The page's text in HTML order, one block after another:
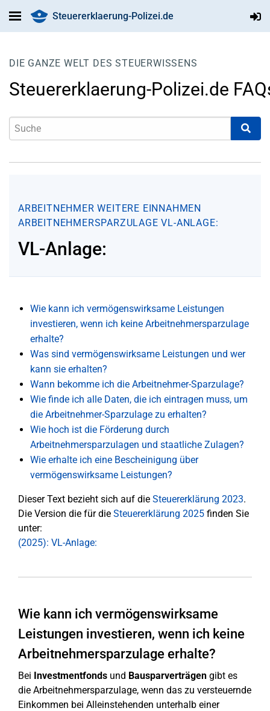
Steuererklaerung-Polizei.de
DIE GANZE WELT DES STEUERWISSENS
Steuererklaerung-Polizei.de
ARBEITNEHMER WEITERE EINNAHMEN
ARBEITNEHMERSPARZULAGE VL-ANLAGE:
VL-Anlage:
Wie kann ich vermögenswirksame Leistungen
investieren, wenn ich keine Arbeitnehmersparzulage
erhalte?
Was sind vermögenswirksame Leistungen und wer
kann sie erhalten?
Wann bekomme ich die Arbeitnehmer-Sparzulage?
Wie finde ich alle Daten, die ich eintragen muss, um
die Arbeitnehmer-Sparzulage zu erhalten?
Wie hoch ist die Förderung durch
Arbeitnehmersparzulagen und staatliche Zulagen?
Wie erhalte ich eine Bescheinigung über
vermögenswirksame Leistungen?
Dieser Text bezieht sich auf die Steuererklärung 2023.
Die Version die für die Steuererklärung 2025 finden Sie
unter:
(2025): VL-Anlage:
Wie kann ich vermögenswirksame
Leistungen investieren, wenn ich keine
Arbeitnehmersparzulage erhalte?
Bei Investmentfonds und Bausparverträgen gibt es
die Arbeitnehmersparzulage, wenn das zu versteuernde
Einkommen bei Alleinstehenden unterhalb einer